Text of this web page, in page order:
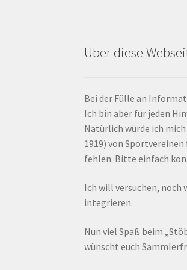
Über diese
Bei der Fülle an
Ich bin aber für jeden
Natürlich würde ich
1919) von
fehlen. Bitte einfach
Ich will versuchen, noch
integrieren.
Nun viel Spaß beim
wünscht euch